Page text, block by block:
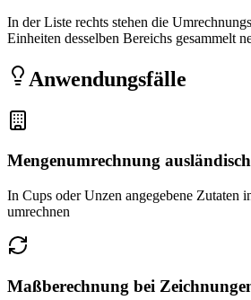
In der Liste rechts stehen die
Einheiten desselben Bereichs gesammelt
Anwendungsfälle
Mengenumrechnung
In Cups oder Unzen angegebene Zutaten
umrechnen
Maßberechnung bei